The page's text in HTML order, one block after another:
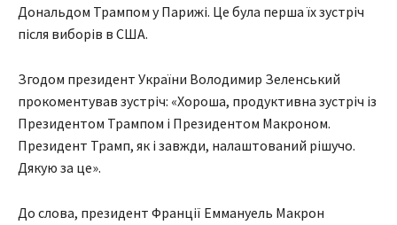
Дональдом Трампом у Парижі. Це була перша їх зустріч
після виборів в США.
Згодом президент України Володимир Зеленський
прокоментував зустріч: «Хороша, продуктивна зустріч із
Президентом Трампом і Президентом Макроном.
Президент Трамп, як і завжди, налаштований рішучо.
Дякую за це».
До слова, президент Франції Еммануель Макрон